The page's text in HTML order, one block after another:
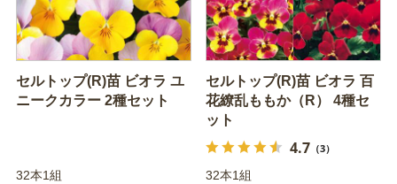
セルトップ(R)苗 ビオラ ユ
ニークカラー 2種セット
32本1組
セルトップ(R)苗 ビオラ 百
花繚乱ももか（R） 4種セ
ット
4.7（3）
32本1組